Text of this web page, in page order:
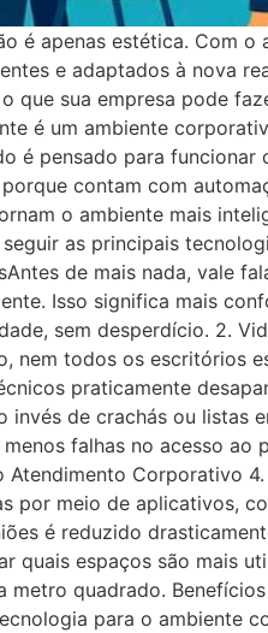
é apenas estética. Com o
e adaptados à nova
sua empresa pode
é um ambiente
é pensado para funcionar
contam com
o ambiente mais
as principais
de mais nada, vale
Isso significa mais
sem desperdício. 2.
nem todos os escritórios
praticamente
de crachás ou listas
falhas no acesso ao
Corporativo 4.
por meio de aplicativos,
é reduzido
quais espaços são mais
quadrado.
para o ambiente